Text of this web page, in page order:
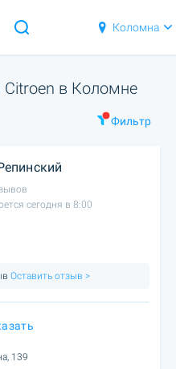
Коломна
в Коломне
Фильтр
сегодня в 8:00
Оставить отзыв >
139